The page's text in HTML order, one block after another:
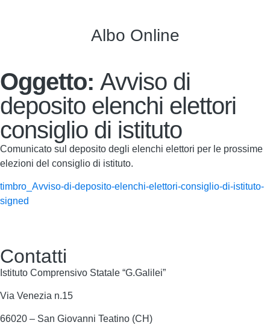
Albo Online
Oggetto: Avviso di
deposito elenchi elettori
consiglio di istituto
Comunicato sul deposito degli elenchi elettori per le prossime
elezioni del consiglio di istituto.
timbro_Avviso-di-deposito-elenchi-elettori-consiglio-di-istituto-
signed
Contatti
Istituto Comprensivo Statale “G.Galilei”
Via Venezia n.15
66020 – San Giovanni Teatino (CH)